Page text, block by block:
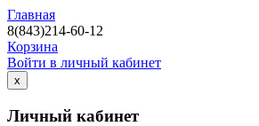
Главная
8(843)214-60-12
Корзина
Войти в личный кабинет
х
Личный кабинет